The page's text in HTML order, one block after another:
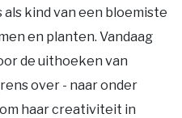
als kind van een bloemiste
en planten. Vandaag
de uithoeken van
over - naar onder
haar creativiteit in